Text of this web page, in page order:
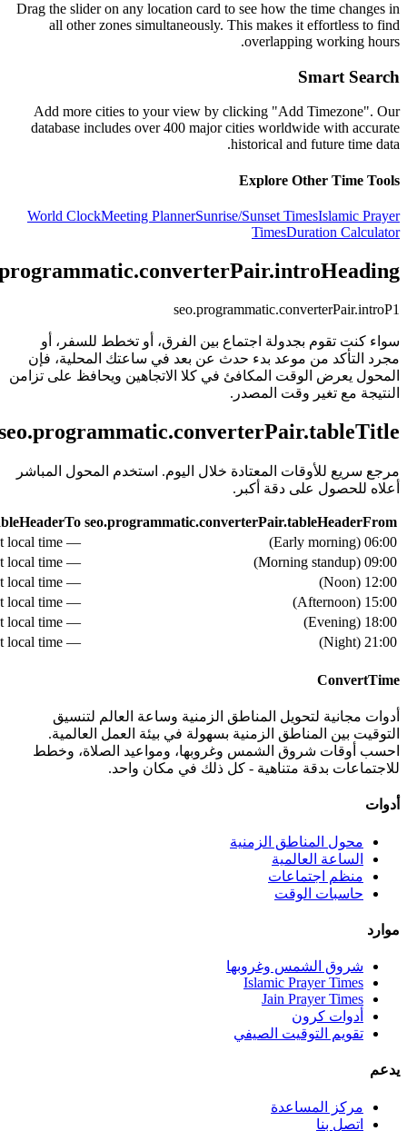
Drag the slider on any location card to see how the time changes in
all other zones simultaneously. This makes it effortless to find
overlapping working hours.
Smart Search
Add more cities to your view by clicking "Add Timezone". Our
database includes over 400 major cities worldwide with accurate
historical and future time data.
Explore Other Time Tools
World ClockMeeting PlannerSunrise/Sunset TimesIslamic Prayer
TimesDuration Calculator
seo.programmatic.converterPair.introP1
سواء كنت تقوم بجدولة اجتماع بين الفرق، أو تخطط للسفر، أو
مجرد التأكد من موعد بدء حدث عن بعد في ساعتك المحلية، فإن
المحول يعرض الوقت المكافئ في كلا الاتجاهين ويحافظ على تزامن
النتيجة مع تغير وقت المصدر.
مرجع سريع للأوقات المعتادة خلال اليوم. استخدم المحول المباشر
أعلاه للحصول على دقة أكبر.
seo.programmatic.converterPair.tableHeaderFrom
06:00
(
Early morning
)
— see live converter above for exact local time
09:00
(
Morning standup
)
— see live converter above for exact local time
12:00
(
Noon
)
— see live converter above for exact local time
15:00
(
Afternoon
)
— see live converter above for exact local time
18:00
(
Evening
)
— see live converter above for exact local time
21:00
(
Night
)
— see live converter above for exact local time
ConvertTime
أدوات مجانية لتحويل المناطق الزمنية وساعة العالم لتنسيق
التوقيت بين المناطق الزمنية بسهولة في بيئة العمل العالمية.
احسب أوقات شروق الشمس وغروبها، ومواعيد الصلاة، وخطط
للاجتماعات بدقة متناهية - كل ذلك في مكان واحد.
أدوات
محول المناطق الزمنية
الساعة العالمية
منظم اجتماعات
حاسبات الوقت
موارد
شروق الشمس وغروبها
Islamic Prayer Times
Jain Prayer Times
أدوات كرون
تقويم التوقيت الصيفي
يدعم
مركز المساعدة
اتصل بنا